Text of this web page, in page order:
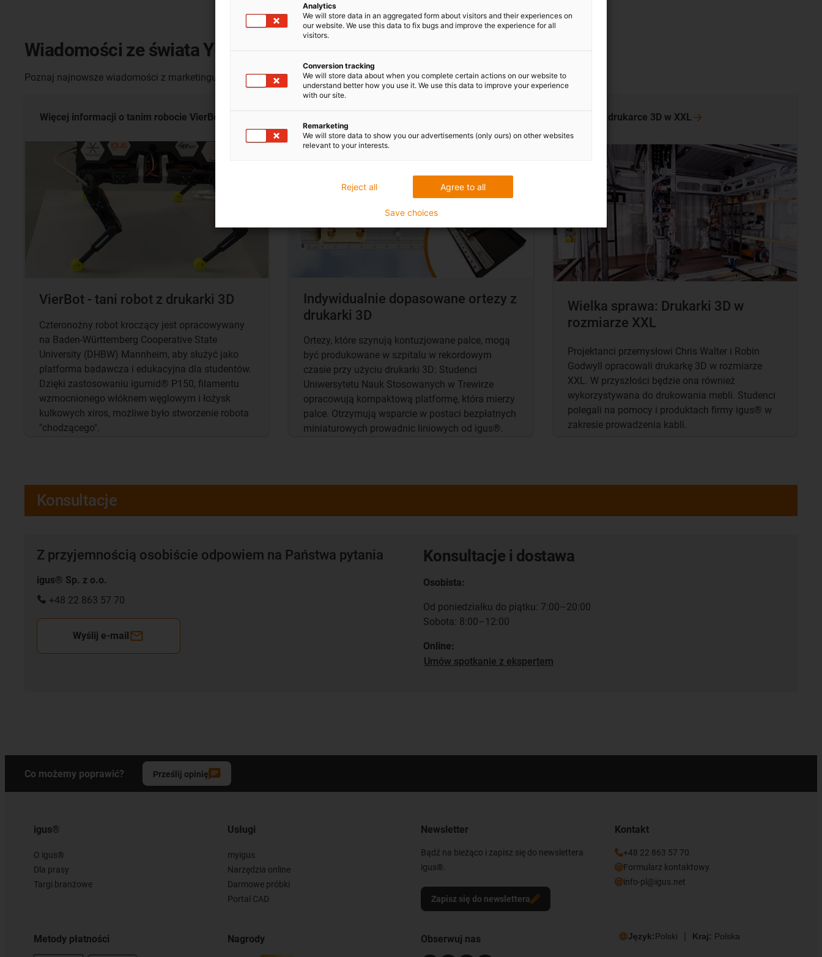
Wiadomości ze świata YES
Poznaj najnowsze wiadomości z marketingu uniwersyteckiego:
VierBot - tani robot z drukarki 3D
Czteronożny robot kroczący jest opracowywany
na Baden-Württemberg Cooperative State
University (DHBW) Mannheim, aby służyć jako
platforma badawcza i edukacyjna dla studentów.
Dzięki zastosowaniu igumid® P150, filamentu
wzmocnionego włóknem węglowym i łożysk
kulkowych xiros, możliwe było stworzenie robota
"chodzącego".
Więcej informacji o tanim robocie VierBot
Indywidualnie dopasowane ortezy z
drukarki 3D
Ortezy, które szynują kontuzjowane palce, mogą
być produkowane w szpitalu w rekordowym
czasie przy użyciu drukarki 3D: Studenci
Uniwersytetu Nauk Stosowanych w Trewirze
opracowują kompaktową platformę, która mierzy
palce. Otrzymują wsparcie w postaci bezpłatnych
miniaturowych prowadnic liniowych od igus®.
Wielka sprawa: Drukarki 3D w
rozmiarze XXL
Projektanci przemysłowi Chris Walter i Robin
Godwyll opracowali drukarkę 3D w rozmiarze
XXL. W przyszłości będzie ona również
wykorzystywana do drukowania mebli. Studenci
polegali na pomocy i produktach firmy igus® w
zakresie prowadzenia kabli.
Więcej o drukarce 3D w XXL
Konsultacje
Z przyjemnością osobiście odpowiem na Państwa pytania
igus® Sp. z o.o.
+48 22 863 57 70
Wyślij e-mail
Konsultacje i dostawa
Osobista:
Od poniedziałku do piątku: 7:00–20:00
Sobota: 8:00–12:00
Online:
Umów spotkanie z ekspertem
Co możemy poprawić? Prześlij opinię
igus®
O igus®
Dla prasy
Targi branżowe
Metody płatności
Usługi
myigus
Narzędzia online
Darmowe próbki
Portal CAD
Nagrody
Newsletter
Bądź na bieżąco i zapisz się do newslettera
igus®.
Zapisz się do newslettera
Kontakt
+48 22 863 57 70
Formularz kontaktowy
info-pl@igus.net
Obserwuj nas Język:Polski Kraj: Polska
Analytics
We will store data in an aggregated form about visitors and their experiences on
our website. We use this data to fix bugs and improve the experience for all
visitors.
Conversion tracking
We will store data about when you complete certain actions on our website to
understand better how you use it. We use this data to improve your experience
with our site.
Remarketing
We will store data to show you our advertisements (only ours) on other websites
relevant to your interests.
Agree to all
Reject all
Save choices